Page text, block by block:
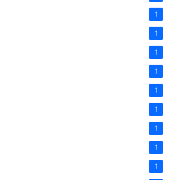
1
1
1
1
1
1
1
1
1